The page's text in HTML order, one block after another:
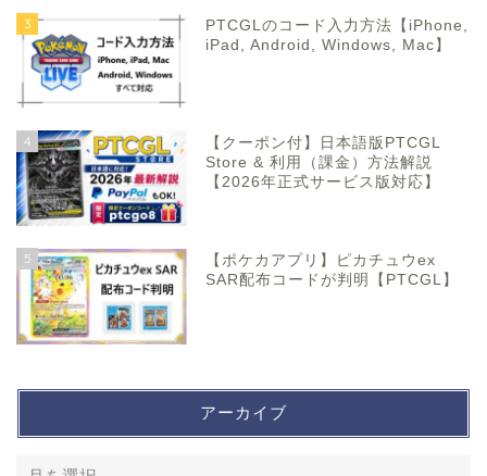
3
PTCGLのコード入力方法【iPhone,
iPad, Android, Windows, Mac】
4
【クーポン付】日本語版PTCGL
Store & 利用（課金）方法解説
【2026年正式サービス版対応】
5
【ポケカアプリ】ピカチュウex
SAR配布コードが判明【PTCGL】
アーカイブ